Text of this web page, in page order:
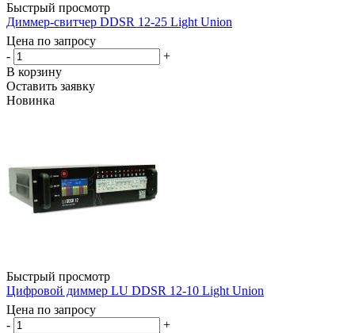
Быстрый просмотр
Диммер-свитчер DDSR 12-25 Light Union
Цена по запросу
-
+
В корзину
Оставить заявку
Новинка
Быстрый просмотр
Цифровой диммер LU DDSR 12-10 Light Union
Цена по запросу
-
+